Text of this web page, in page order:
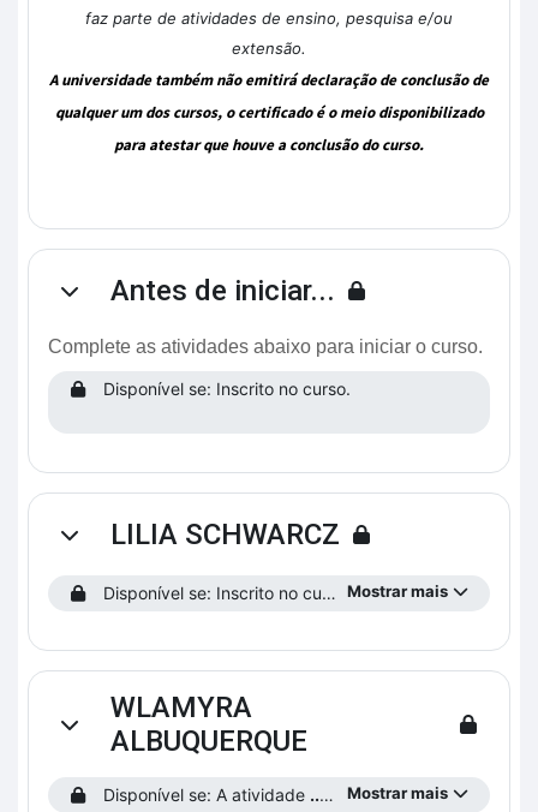
faz parte de atividades de ensino, pesquisa e/ou
extensão.
A universidade também não emitirá declaração de conclusão de
qualquer um dos cursos, o certificado é o meio disponibilizado
para atestar que houve a conclusão do curso.
ContrairAntes de iniciar...
Complete as atividades abaixo para iniciar o curso.
Disponível se: Inscrito no curso.
ContrairLILIA SCHWARCZ
Mostrar mais
Disponível se: Inscrito no curso.
Contrair
WLAMYRA
ALBUQUERQUE
Mostrar mais
Disponível se: A atividade ...saiba como funciona o curso!